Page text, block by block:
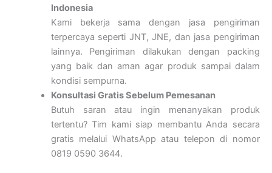
Indonesia
Kami bekerja sama dengan jasa pengiriman
terpercaya seperti JNT, JNE, dan jasa pengiriman
lainnya. Pengiriman dilakukan dengan packing
yang baik dan aman agar produk sampai dalam
kondisi sempurna.
Konsultasi Gratis Sebelum Pemesanan
Butuh saran atau ingin menanyakan produk
tertentu? Tim kami siap membantu Anda secara
gratis melalui WhatsApp atau telepon di nomor
0819 0590 3644.